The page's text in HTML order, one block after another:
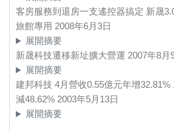
客房服務到退房一支遙控器搞定 新晟
旅館專用 2008年6月3日
展開摘要
新晟科技遷移新址擴大營運 2007年8月
展開摘要
建邦科技 4月營收0.55億元年增32.81%
減48.62% 2003年5月13日
展開摘要